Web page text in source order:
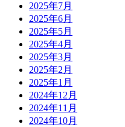
2025年7月
2025年6月
2025年5月
2025年4月
2025年3月
2025年2月
2025年1月
2024年12月
2024年11月
2024年10月